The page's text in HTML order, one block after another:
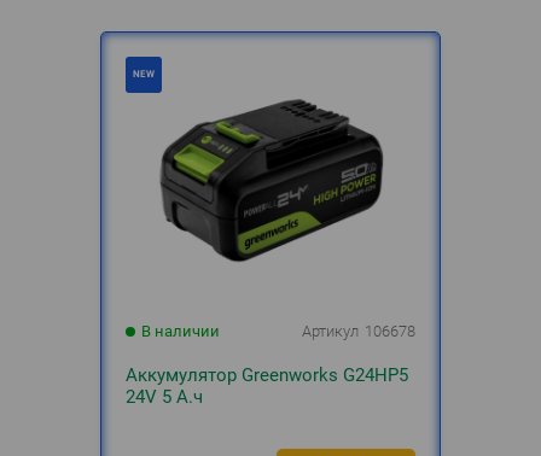
В наличии Артикул 106678
Аккумулятор Greenworks G24HP5
24V 5 А.ч